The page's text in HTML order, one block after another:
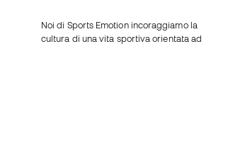
Noi di Sports Emotion incoraggiamo la
cultura di una vita sportiva orientata ad